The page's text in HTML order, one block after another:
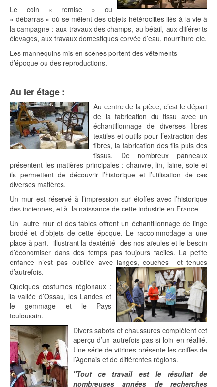
Le coin « remise » ou
« débarras » où se mêlent des objets hétéroclites liés à la vie à
la campagne : aux travaux des champs, au bétail, aux différents
élevages, aux travaux domestiques corvée d’eau, nourriture etc.
Les mannequins mis en scènes portent des vêtements
d’époque ou des reproductions.
Au Ier étage :
Au centre de la pièce, c’est le départ
de la fabrication du tissu avec un
échantillonnage de diverses fibres
textiles et outils pour l’extraction des
fibres, la fabrication des fils puis des
tissus. De nombreux panneaux
présentent les matières principales : chanvre, lin, laine, soie et
ils permettent de découvrir l’historique et l’utilisation de ces
diverses matières.
Un mur est réservé à l’impression sur étoffes avec l’historique
des indiennes, et à la naissance de cette industrie en France.
Un autre mur et des tables offrent un échantillonnage de linge
brodé et d’objets de cette époque. Le raccommodage a une
place à part, illustrant la dextérité des nos aïeules et le besoin
d’économiser dans des temps pas toujours faciles. La petite
enfance n’est pas oubliée avec langes, couches et tenues
d’autrefois.
Quelques costumes régionaux :
la vallée d’Ossau, les Landes et
le gemmage et le Pays
toulousain.
Divers sabots et chaussures complètent cet
aperçu d’un autrefois pas si loin en réalité.
Une série de vitrines présente les coiffes de
l’Agenais et de différentes régions.
"Tout ce travail est le résultat de
nombreuses années de recherches